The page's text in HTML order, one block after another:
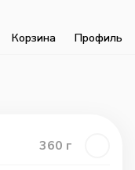
Корзина Профиль
360 г